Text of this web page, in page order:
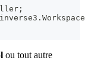
;
inverse3 .
ou tout autre